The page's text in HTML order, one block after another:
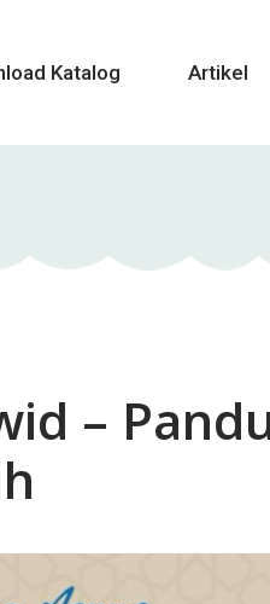
Katalog Artikel
–